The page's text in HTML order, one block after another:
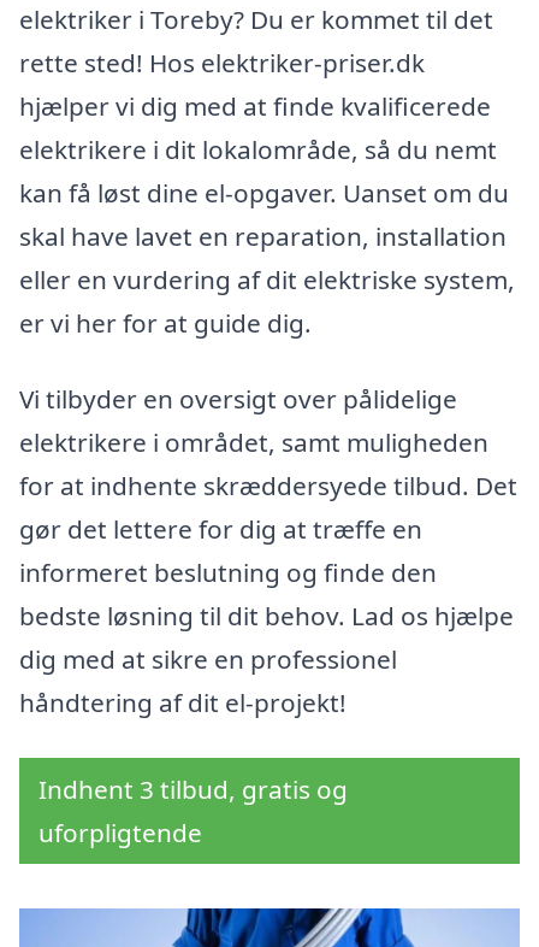
elektriker i Toreby? Du er kommet til det
rette sted! Hos elektriker-priser.dk
hjælper vi dig med at finde kvalificerede
elektrikere i dit lokalområde, så du nemt
kan få løst dine el-opgaver. Uanset om du
skal have lavet en reparation, installation
eller en vurdering af dit elektriske system,
er vi her for at guide dig.
Vi tilbyder en oversigt over pålidelige
elektrikere i området, samt muligheden
for at indhente skræddersyede tilbud. Det
gør det lettere for dig at træffe en
informeret beslutning og finde den
bedste løsning til dit behov. Lad os hjælpe
dig med at sikre en professionel
håndtering af dit el-projekt!
Indhent 3 tilbud, gratis og
uforpligtende